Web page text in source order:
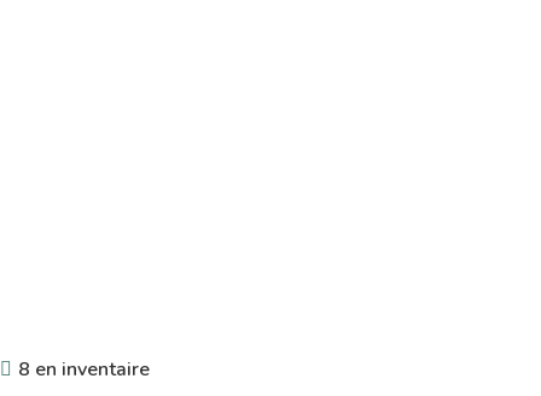
8 en inventaire